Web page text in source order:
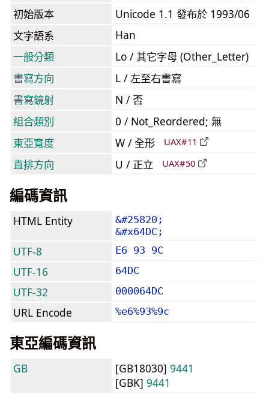
初始版本
Unicode 1.1 發布於 1993/06
文字語系
Han
一般分類
Lo / 其它字母 (Other_Letter)
書寫方向
L / 左至右書寫
書寫鏡射
N / 否
組合類別
0 / Not_Reordered; 無
東亞寬度
W / 全形 UAX#11
直排方向 U / 正立 UAX#50
編碼資訊
HTML Entity
&#25820;
&#x64DC;
UTF-8 E6 93 9C
UTF-16 64DC
UTF-32 000064DC
URL Encode %e6%93%9c
東亞編碼資訊
GB [GB18030] 9441
[GBK] 9441